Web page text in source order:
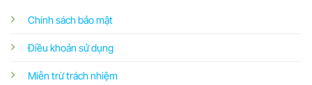
Chính sách bảo mật
Điều khoản sử dụng
Miễn trừ trách nhiệm